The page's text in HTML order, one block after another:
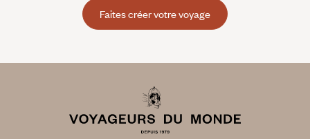
Faites créer votre voyage